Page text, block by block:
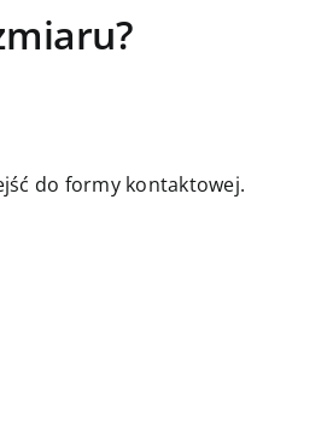
do formy kontaktowej.